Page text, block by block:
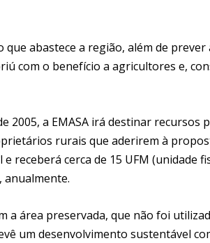
abastece a região, além de prever
com o benefício a agricultores e,
2005, a EMASA irá destinar recursos
rurais que aderirem à
receberá cerca de 15 UFM (unidade
anualmente.
a área preservada, que não foi
um desenvolvimento sustentável